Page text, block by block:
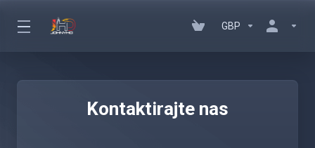
GBP
Kontaktirajte nas